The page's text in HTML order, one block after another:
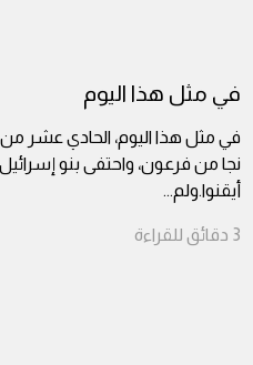
في مثل هذا اليوم
في مثل هذا اليوم، الحادي عشر
نجا من فرعون، واحتفى بنو
أيقنوا.ولم...
3 دقائق للقراءة